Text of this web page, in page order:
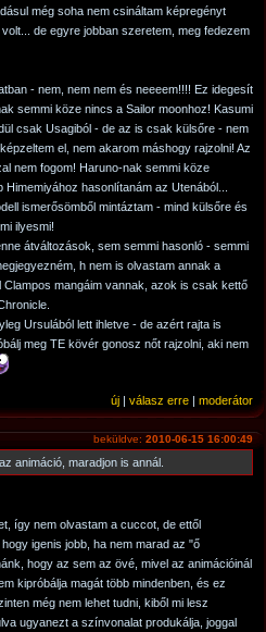
még soha nem csináltam képregényt
de egyre jobban szeretem, meg fedezem
- nem, nem nem és neeeem!!!! Ez idegesít
semmi köze nincs a Sailor moonhoz! Kasumi
csak Usagiból - de az is csak külsőre - nem
el, nem akarom máshogy rajzolni! Az
nem fogom! Haruno-nak semmi köze
hasonlítanám az Utenából...
ismerősömből mintáztam - mind külsőre és
ilyesmi!
átváltozások, sem semmi hasonló - semmi
h nem is olvastam annak a
Clampos mangáim vannak, azok is csak kettő
Ursulából lett ihletve - de azért rajta is
meg TE kövér gonosz nőt rajzolni, aki nem
új | válasz erre | moderátor
beküldve: 2010-06-15 16:00:49
animáció, maradjon is annál.
így nem olvastam a cuccot, de ettől
igenis jobb, ha nem marad az "ő
hogy az sem az övé, mivel az animációinál
kipróbálja magát több mindenben, és ez
még nem lehet tudni, kiből mi lesz
ugyanezt a színvonalat produkálja, joggal